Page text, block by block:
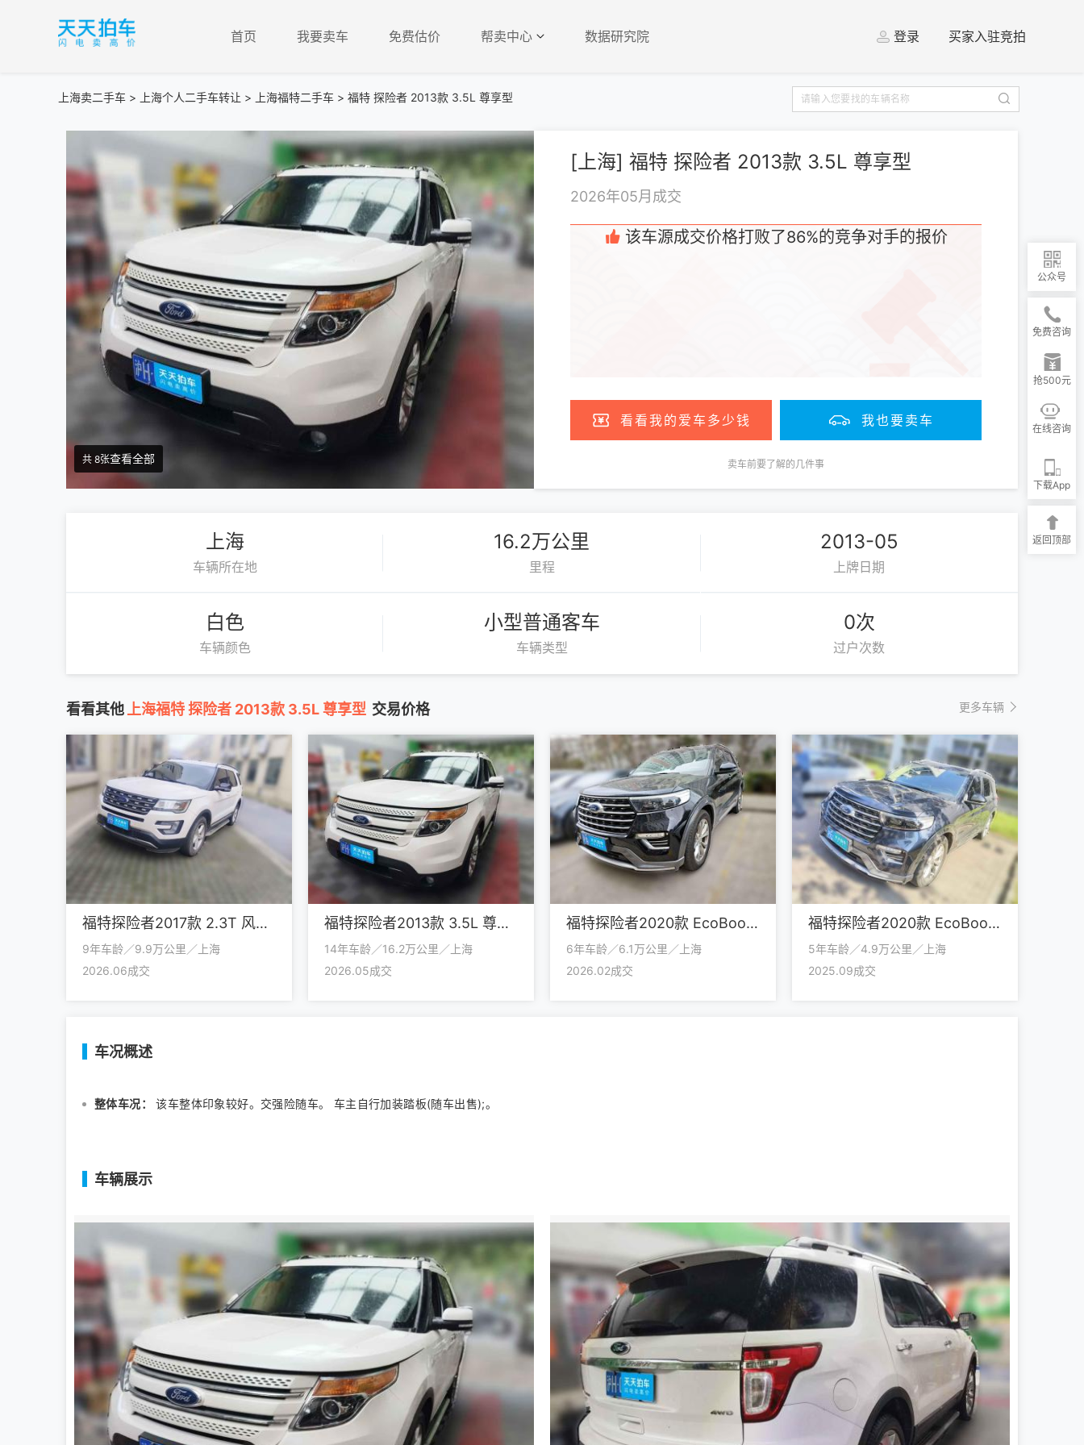
首页 我要卖车 免费估价 帮卖中心 数据研究院 登录 买家入驻竞拍
上海卖二手车 > 上海个人二手车转让 > 上海福特二手车 > 福特 探险者 2013款 3.5L 尊享型
共 8张查看全部
[上海] 福特 探险者 2013款 3.5L 尊享型
2026年05月成交
该车源成交价格打败了86%的竞争对手的报价
看看我的爱车多少钱 我也要卖车
卖车前要了解的几件事
上海
车辆所在地
16.2万公里
里程
2013-05
上牌日期
白色
车辆颜色
小型普通客车
车辆类型
0次
过户次数
看看其他 上海福特 探险者 2013款 3.5L 尊享型 交易价格 更多车辆
福特探险者2017款 2.3T 风尚版
9年车龄／9.9万公里／上海
2026.06成交
福特探险者2013款 3.5L 尊享型
14年车龄／16.2万公里／上海
2026.05成交
福特探险者2020款 EcoBoost 285 后驱风尚版 7座
6年车龄／6.1万公里／上海
2026.02成交
福特探险者2020款 EcoBoost 285 后驱风尚版 7座
5年车龄／4.9万公里／上海
2025.09成交
车况概述
整体车况： 该车整体印象较好。交强险随车。 车主自行加装踏板(随车出售);。
车辆展示
公众号
免费咨询
抢500元
在线咨询
下载App
返回顶部